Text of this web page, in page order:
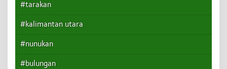
#tarakan
#kalimantan utara
#nunukan
#bulungan